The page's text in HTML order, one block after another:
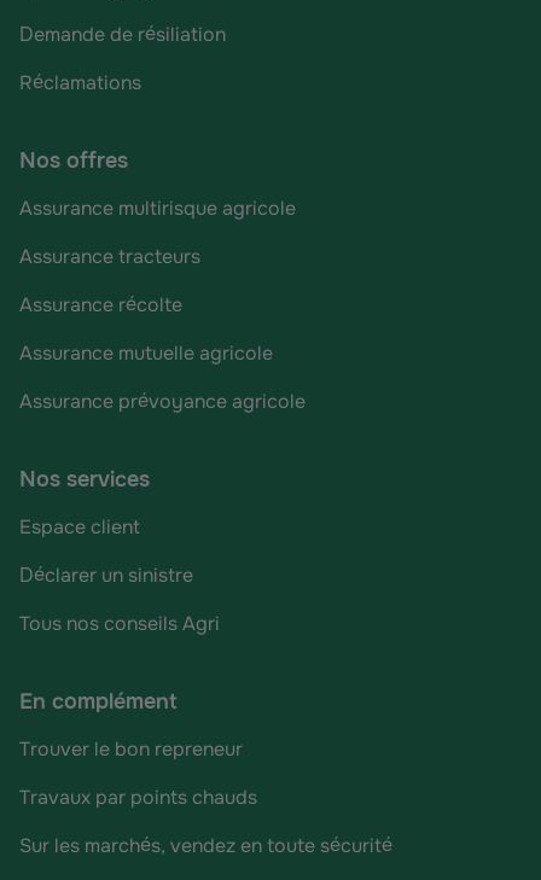
Demande de résiliation
Réclamations
Nos offres
Assurance multirisque agricole
Assurance tracteurs
Assurance récolte
Assurance mutuelle agricole
Assurance prévoyance agricole
Nos services
Espace client
Déclarer un sinistre
Tous nos conseils Agri
En complément
Trouver le bon repreneur
Travaux par points chauds
Sur les marchés, vendez en toute sécurité